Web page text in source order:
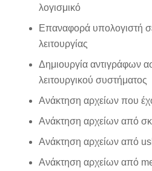
λογισμικό
Επαναφορά υπολογιστή
λειτουργίας
Δημιουργία αντιγράφων
λειτουργικού συστήματος
Ανάκτηση αρχείων που
Ανάκτηση αρχείων από
Ανάκτηση αρχείων από
Ανάκτηση αρχείων από